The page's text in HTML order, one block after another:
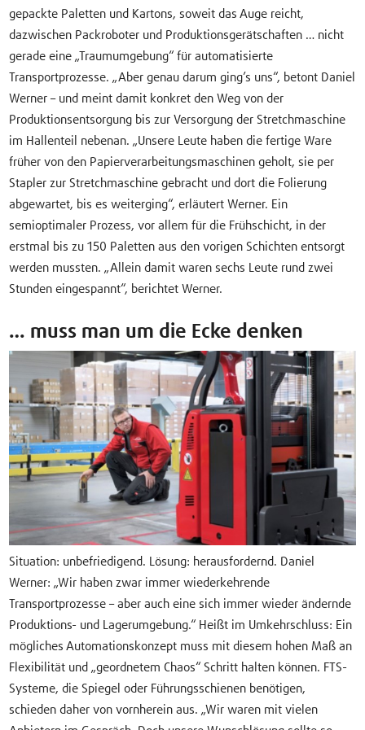
gepackte Paletten und Kartons, soweit das Auge reicht,
dazwischen Packroboter und Produktionsgerätschaften … nicht
gerade eine „Traumumgebung“ für automatisierte
Transportprozesse. „Aber genau darum ging’s uns“, betont Daniel
Werner – und meint damit konkret den Weg von der
Produktionsentsorgung bis zur Versorgung der Stretchmaschine
im Hallenteil nebenan. „Unsere Leute haben die fertige Ware
früher von den Papierverarbeitungsmaschinen geholt, sie per
Stapler zur Stretchmaschine gebracht und dort die Folierung
abgewartet, bis es weiterging“, erläutert Werner. Ein
semioptimaler Prozess, vor allem für die Frühschicht, in der
erstmal bis zu 150 Paletten aus den vorigen Schichten entsorgt
werden mussten. „Allein damit waren sechs Leute rund zwei
Stunden eingespannt“, berichtet Werner.
… muss man um die Ecke denken
Situation: unbefriedigend. Lösung: herausfordernd. Daniel
Werner: „Wir haben zwar immer wiederkehrende
Transportprozesse – aber auch eine sich immer wieder ändernde
Produktions- und Lagerumgebung.“ Heißt im Umkehrschluss: Ein
mögliches Automationskonzept muss mit diesem hohen Maß an
Flexibilität und „geordnetem Chaos“ Schritt halten können. FTS-
Systeme, die Spiegel oder Führungsschienen benötigen,
schieden daher von vornherein aus. „Wir waren mit vielen